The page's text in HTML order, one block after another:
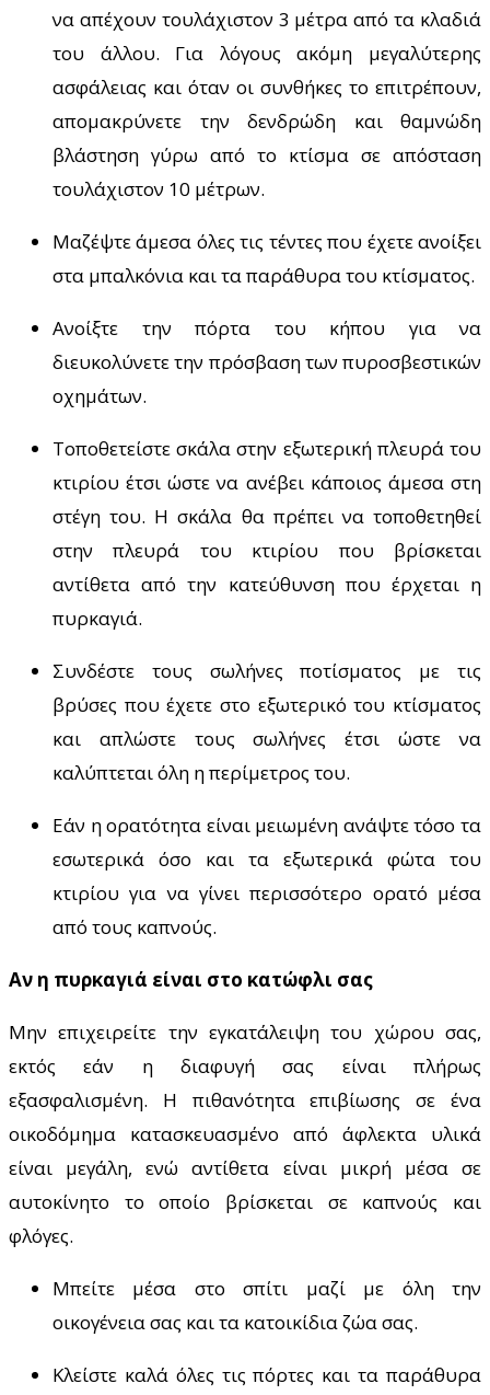
να απέχουν τουλάχιστον 3 μέτρα από τα κλαδιά
του άλλου. Για λόγους ακόμη μεγαλύτερης
ασφάλειας και όταν οι συνθήκες το επιτρέπουν,
απομακρύνετε την δενδρώδη και θαμνώδη
βλάστηση γύρω από το κτίσμα σε απόσταση
τουλάχιστον 10 μέτρων.
Μαζέψτε άμεσα όλες τις τέντες που έχετε ανοίξει
στα μπαλκόνια και τα παράθυρα του κτίσματος.
Ανοίξτε την πόρτα του κήπου για να
διευκολύνετε την πρόσβαση των πυροσβεστικών
οχημάτων.
Τοποθετείστε σκάλα στην εξωτερική πλευρά του
κτιρίου έτσι ώστε να ανέβει κάποιος άμεσα στη
στέγη του. Η σκάλα θα πρέπει να τοποθετηθεί
στην πλευρά του κτιρίου που βρίσκεται
αντίθετα από την κατεύθυνση που έρχεται η
πυρκαγιά.
Συνδέστε τους σωλήνες ποτίσματος με τις
βρύσες που έχετε στο εξωτερικό του κτίσματος
και απλώστε τους σωλήνες έτσι ώστε να
καλύπτεται όλη η περίμετρος του.
Εάν η ορατότητα είναι μειωμένη ανάψτε τόσο τα
εσωτερικά όσο και τα εξωτερικά φώτα του
κτιρίου για να γίνει περισσότερο ορατό μέσα
από τους καπνούς.
Αν η πυρκαγιά είναι στο κατώφλι σας
Μην επιχειρείτε την εγκατάλειψη του χώρου σας,
εκτός εάν η διαφυγή σας είναι πλήρως
εξασφαλισμένη. Η πιθανότητα επιβίωσης σε ένα
οικοδόμημα κατασκευασμένο από άφλεκτα υλικά
είναι μεγάλη, ενώ αντίθετα είναι μικρή μέσα σε
αυτοκίνητο το οποίο βρίσκεται σε καπνούς και
φλόγες.
Μπείτε μέσα στο σπίτι μαζί με όλη την
οικογένεια σας και τα κατοικίδια ζώα σας.
Κλείστε καλά όλες τις πόρτες και τα παράθυρα